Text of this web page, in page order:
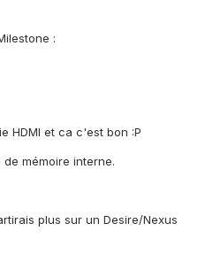
:
HDMI et ca c'est bon :P
mémoire interne.
plus sur un Desire/Nexus